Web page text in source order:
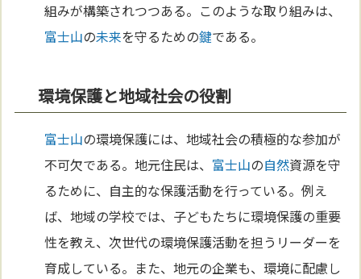
組みが構築されつつある。このような取り組みは、
富士山の未来を守るための鍵である。
環境保護と地域社会の役割
富士山の環境保護には、地域社会の積極的な参加が
不可欠である。地元住民は、 富士山の自然資源を守
るために、自主的な保護活動を行っている。例え
ば、地域の学校では、子どもたちに環境保護の重要
性を教え、次世代の環境保護活動を担うリーダーを
育成している。また、地元の企業も、環境に配慮し